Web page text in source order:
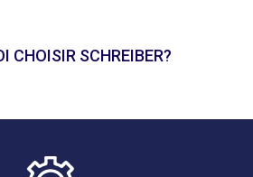
CHOISIR SCHREIBER?